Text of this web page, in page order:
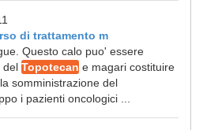
di trattamento m
Questo calo puo' essere
del Topotecan e magari costituire
somministrazione del
i pazienti oncologici ...